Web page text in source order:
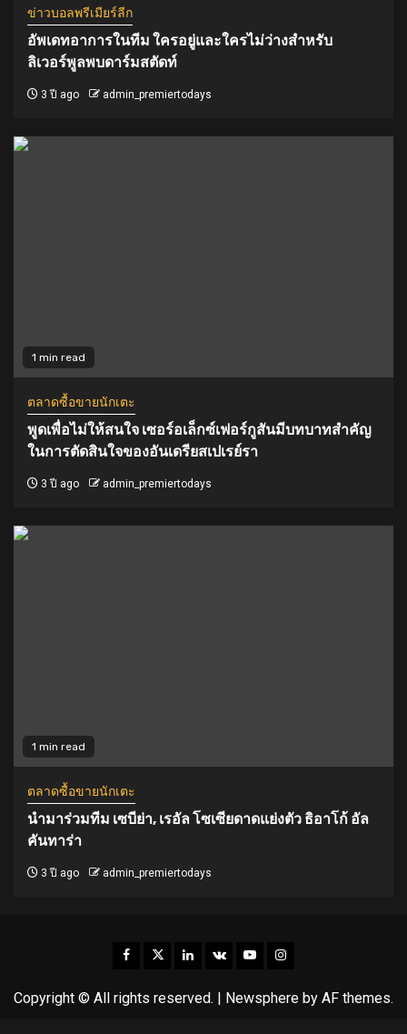
ข่าวบอลพรีเมียร์ลีก
อัพเดทอาการในทีม ใครอยู่และใครไม่ว่างสำหรับ
ลิเวอร์พูลพบดาร์มสตัดท์
3 ปี ago admin_premiertodays
1 min read
ตลาดซื้อขายนักเตะ
พูดเพื่อไม่ให้สนใจ เซอร์อเล็กซ์เฟอร์กูสันมีบทบาทสำคัญ
ในการตัดสินใจของอันเดรียสเปเรย์รา
3 ปี ago admin_premiertodays
1 min read
ตลาดซื้อขายนักเตะ
นำมาร่วมทีม เซบีย่า, เรอัล โซเซียดาดแย่งตัว ธิอาโก้ อัล
คันทาร่า
3 ปี ago admin_premiertodays
Facebook
TwitterLinkedin
VK YoutubeInstagram
Copyright © All rights reserved. | Newsphere by AF themes.